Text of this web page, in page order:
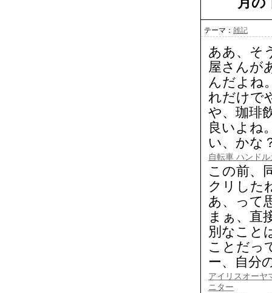
テーマ： 雑記
ああ、そ
屋さんが
んだよね
れだけで
や、珈琲
良いよね
い、かな
自転車 ハンド
この前、
クリした
あ、って
まぁ、直
別なこと
ことだっ
ー、自分
アイリスオーヤ
ニター